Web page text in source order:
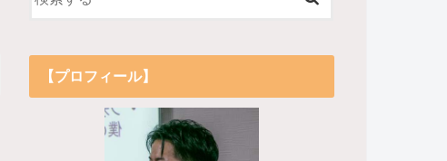
【プロフィール】